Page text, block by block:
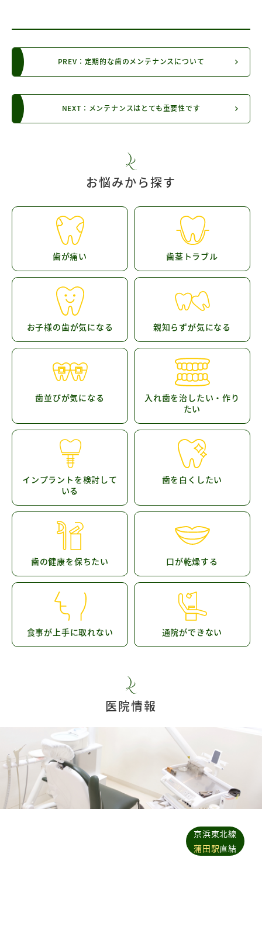
PREV：定期的な歯のメンテナンスについて
NEXT：メンテナンスはとても重要性です
お悩みから探す
歯が痛い 歯茎トラブル
お子様の歯が気になる 親知らずが気になる
歯並びが気になる
入れ歯を治したい・作り
たい
インプラントを検討して
いる
歯を白くしたい
歯の健康を保ちたい 口が乾燥する
食事が上手に取れない 通院ができない
医院情報
京浜東北線
蒲田駅直結